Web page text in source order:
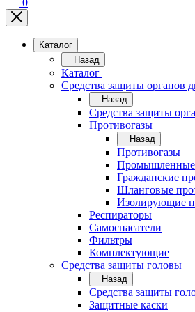
0
Каталог
Назад
Каталог
Средства защиты органов
Назад
Средства защиты
Противогазы
Назад
Противогазы
Промышленные
Гражданские
Шланговые
Изолирующие
Респираторы
Самоспасатели
Фильтры
Комплектующие
Средства защиты головы
Назад
Средства защиты
Защитные каски